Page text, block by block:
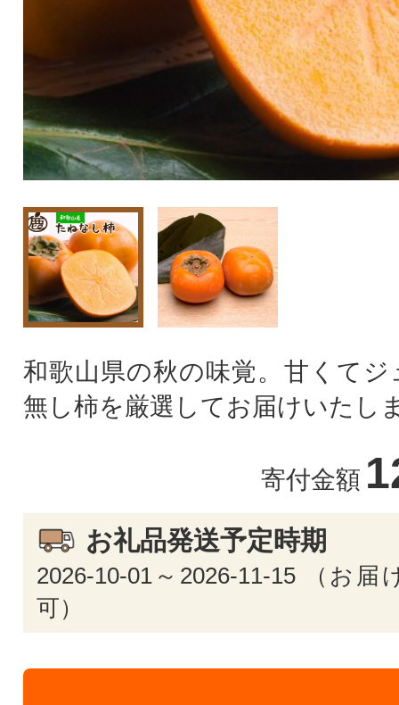
和歌山県の秋の味覚。甘くてジ
無し柿を厳選してお届けいたし
寄付金額
お礼品発送予定時期
2026-10-01～2026-11-15 （お届
可）